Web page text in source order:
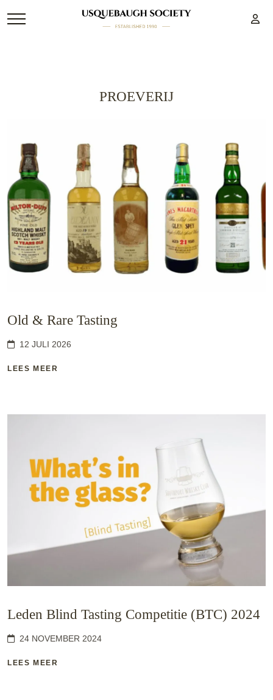
PROEVERIJ
Old & Rare Tasting
12 JULI 2026
LEES MEER
Leden Blind Tasting Competitie (BTC) 2024
24 NOVEMBER 2024
LEES MEER